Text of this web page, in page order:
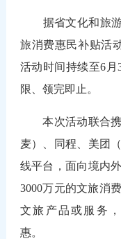
据省文化和旅游
旅消费惠民补贴活
活动时间持续至6月
限、领完即止。
本次活动联合携
麦）、同程、美团
线平台，面向境内
3000万元的文旅消
文旅产品或服务
惠。